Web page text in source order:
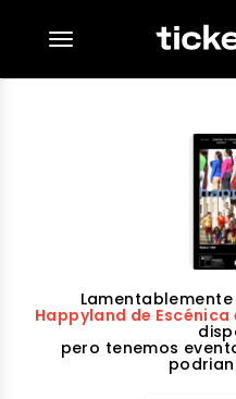
desplegar navegación
Happyland de
pero tenemos